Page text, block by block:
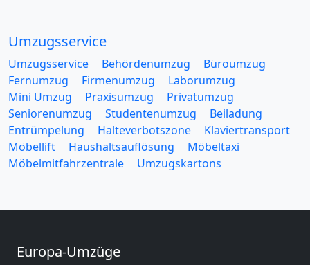
Umzugsservice
Umzugsservice Behördenumzug
Büroumzug
Fernumzug
Firmenumzug
Laborumzug
Mini Umzug
Praxisumzug
Privatumzug
Seniorenumzug
Studentenumzug
Beiladung
Entrümpelung
Halteverbotszone
Klaviertransport
Möbellift
Haushaltsauflösung
Möbeltaxi
Möbelmitfahrzentrale
Umzugskartons
Europa-Umzüge